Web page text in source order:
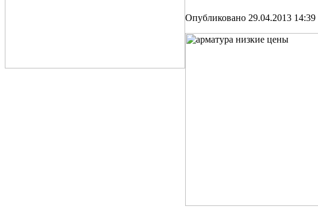
Опубликовано 29.04.2013 14:39